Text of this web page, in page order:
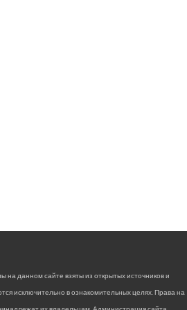
на данном сайте взяты из открытых источников и
исключительно в ознакомительных целях. Права на